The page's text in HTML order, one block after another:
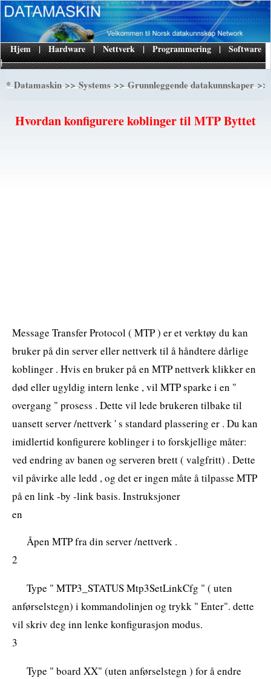
|
Hjem | Hardware | Nettverk | Programmering | Software
*Datamaskin>>Systems>>Grunnleggende datakunnskaper>>
Hvordan konfigurere koblinger til MTP Byttet
Message Transfer Protocol ( MTP ) er et verktøy du kan
bruker på din server eller nettverk til å håndtere dårlige
koblinger . Hvis en bruker på en MTP nettverk klikker en
død eller ugyldig intern lenke , vil MTP sparke i en "
overgang " prosess . Dette vil lede brukeren tilbake til
uansett server /nettverk ' s standard plassering er . Du kan
imidlertid konfigurere koblinger i to forskjellige måter:
ved endring av banen og serveren brett ( valgfritt) . Dette
vil påvirke alle ledd , og det er ingen måte å tilpasse MTP
på en link -by -link basis. Instruksjoner
en
Åpen MTP fra din server /nettverk .
2
Type " MTP3_STATUS Mtp3SetLinkCfg " ( uten
anførselstegn) i kommandolinjen og trykk " Enter". dette
vil skriv deg inn lenke konfigurasjon modus.
3
Type " board XX" (uten anførselstegn ) for å endre